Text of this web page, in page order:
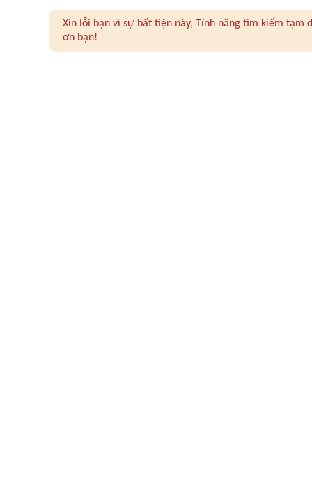
Xin lỗi bạn vì sự bất tiện này, Tính năng tìm kiếm
ơn bạn!